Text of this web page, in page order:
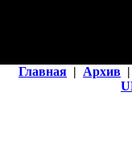
Главная | Архив |